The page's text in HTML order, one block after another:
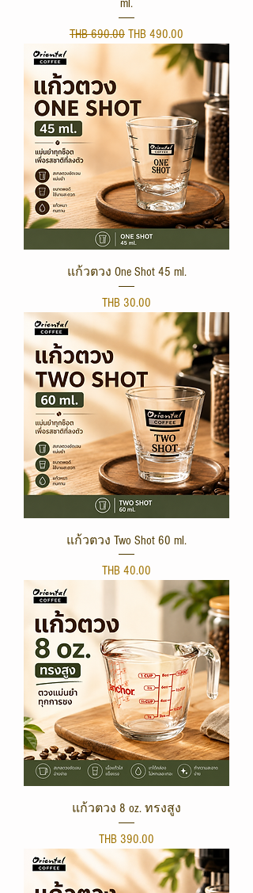
ml.
Regular Price
THB 690.00 Sale Price
THB 490.00
แก้วตวง One Shot 45 ml.
Price
THB 30.00
แก้วตวง Two Shot 60 ml.
Price
THB 40.00
แก้วตวง 8 oz. ทรงสูง
Price
THB 390.00